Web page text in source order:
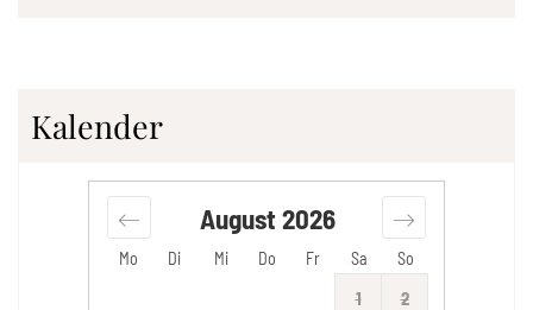
Kalender
Mo Di Mi Do Fr Sa So
August 2026
1 2